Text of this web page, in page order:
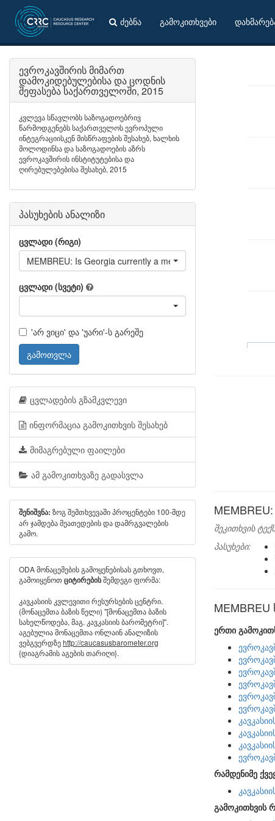
ძებნა გამოკითხვები
შეკითხვის
პასუხები:
MEMBREU
ერთი
რამდენიმე
გამოკითხვის
ევროკავშირის მიმართ
დამოკიდებულებისა და ცოდნის
შეფასება საქართველოში, 2015
კვლევა სწავლობს საზოგადოებრივ
წარმოდგენებს საქართველოს ევროპული
ინტეგრაციისკენ მისწრაფების შესახებ, ხალხის
მოლოდინსა და საზოგადოების აზრს
ევროკავშირის ინსტიტუტებისა და
ღირებულებებისა შესახებ, 2015
პასუხების ანალიზი
ცვლადი (რიგი)
MEMBREU: Is Georgia currently a member of the EU?
ცვლადი (სვეტი)
'არ ვიცი' და 'უარი'-ს გარეშე
გამოთვლა
ცვლადების გზამკვლევი
ინფორმაცია გამოკითხვის შესახებ
მიმაგრებული ფაილები
ამ გამოკითხვაზე გადასვლა
შენიშვნა: ზოგ შემთხვევაში პროცენტები 100-მდე
არ ჯამდება მეათედების და დამრგვალების
გამო.
ODA მონაცემების გამოყენებისას გთხოვთ,
გამოიყენოთ ციტირებისშემდეგი ფორმა:
კავკასიის კვლევითი რესურსების ცენტრი.
(მონაცემთა ბაზის წელი) "[მონაცემთა ბაზის
სახელწოდება, მაგ. კავკასიის ბარომეტრი]".
აგებულია მონაცემთა ონლაინ ანალიზის
ვებგვერდზეhttp://caucasusbarometer.org
{დიაგრამის აგების თარიღი}.